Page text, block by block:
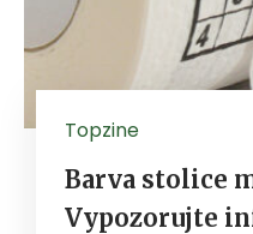
Topzine
Barva stolice
Vypozorujte